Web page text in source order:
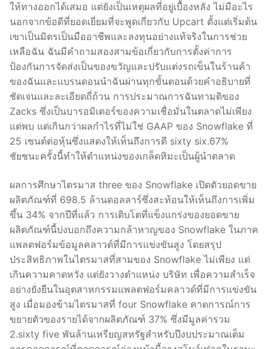
ให้ทางออกได้เสมอ แต่ยังเป็นเหตุผลที่อยู่เบื้องหลัง ไม่มีอะไร
นอกจากข้อดีที่ยอดเยี่ยมที่จะพูดเกี่ยวกับ Upcart ตั้งแต่เริ่มต้น
เขาเป็นมิตรเป็นมืออาชีพและลงทุนอย่างแท้จริงในการช่วย
เหลือฉัน ฉันมีคำถามสองสามข้อเกี่ยวกับการตั้งค่าการ
ป้องกันการจัดส่งเป็นของขวัญและปรับแต่งรถเข็นในร้านค้า
ของฉันและแบรนดอนนำฉันผ่านทุกขั้นตอนด้วยคำอธิบายที่
ชัดเจนและละเอียดถี่ถ้วน การประมาณการฉันทามติของ
Zacks ซึ่งเป็นบารอมิเตอร์ของความเชื่อมั่นในตลาดไม่เพียง
แต่พบ แต่เกินกว่าผลกำไรที่ไม่ใช่ GAAP ของ Snowflake ที่
25 เซนต์ต่อหุ้นซึ่งแสดงให้เห็นถึงการตี sixty six.67%
ชัยชนะครั้งนี้ทำให้ตำแหน่งของเกล็ดหิมะเป็นผู้นำตลาด
ผลการศึกษาไตรมาส three ของ Snowflake เปิดตัวยอดขาย
ผลิตภัณฑ์ที่ 698.5 ล้านดอลลาร์ซึ่งสะท้อนให้เห็นถึงการเพิ่ม
ขึ้น 34% จากปีที่แล้ว การเติบโตที่แข็งแกร่งของยอดขาย
ผลิตภัณฑ์นี้บ่งบอกถึงความกล้าหาญของ Snowflake ในภาค
แพลตฟอร์มข้อมูลคลาวด์ที่มีการแข่งขันสูง โดยสรุป
ประสิทธิภาพในไตรมาสที่สามของ Snowflake ไม่เพียง แต่
เกินความคาดหวัง แต่ยังวางตำแหน่ง บริษัท เพื่อความสำเร็จ
อย่างยั่งยืนในอุตสาหกรรมแพลตฟอร์มคลาวด์ที่มีการแข่งขัน
สูง เมื่อมองข้ามไตรมาสที่ four Snowflake คาดการณ์การ
ขยายตัวของรายได้จากผลิตภัณฑ์ 37% ซึ่งมีมูลค่ารวม
2.sixty five พันล้านเหรียญสหรัฐสำหรับปีงบประมาณเต็ม